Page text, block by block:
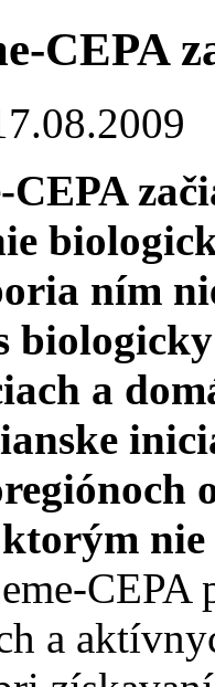
CEPA
CEPA
ním
a
a